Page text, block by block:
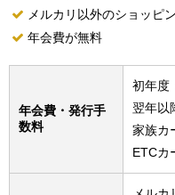
メルカリ以外のショッピ
年会費が無料
年会費・発行手
数料
初年度
翌年以
家族カ
ETCカ